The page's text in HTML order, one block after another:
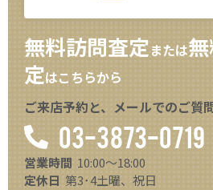
無料訪問査定または
定はこちらから
ご来店予約と、メールでのご質
03-3873-0719
営業時間 10:00～18:00
定休日 第3･4土曜、祝日